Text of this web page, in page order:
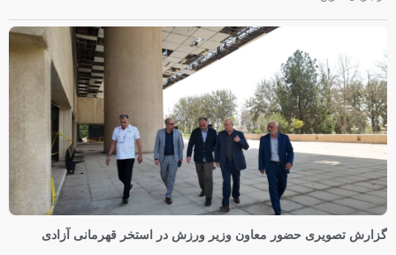
گزارش تصویری حضور معاون وزیر ورزش در استخر قهرمانی آزادی